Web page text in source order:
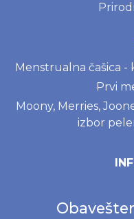
Menstrualna čašica
Prvi
Moony, Merries,
izbor